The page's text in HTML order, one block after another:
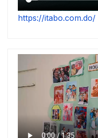
https://itabo.com.do/